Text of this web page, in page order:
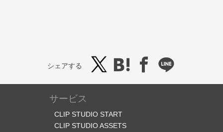
シェアする
サービス
CLIP STUDIO START
CLIP STUDIO ASSETS